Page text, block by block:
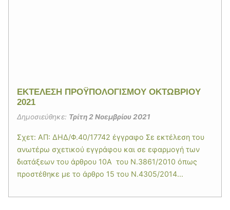
EΚΤΕΛΕΣΗ ΠΡΟΫΠΟΛΟΓΙΣΜΟΥ ΟΚΤΩΒΡΙΟΥ
2021
Δημοσιεύθηκε: Τρίτη 2 Νοεμβρίου 2021
Σχετ: ΑΠ: ΔΗΔ/Φ.40/17742 έγγραφο Σε εκτέλεση του
ανωτέρω σχετικού εγγράφου και σε εφαρμογή των
διατάξεων του άρθρου 10Α του Ν.3861/2010 όπως
προστέθηκε με το άρθρο 15 του Ν.4305/2014...